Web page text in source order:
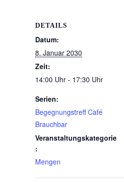
DETAILS
Datum:
8. Januar 2030
Zeit:
14:00 Uhr - 17:30 Uhr
Serien:
Begegnungstreff Café
Brauchbar
Veranstaltungskategorie
:
Mengen